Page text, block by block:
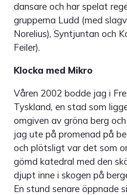
dansare och har spelat
grupperna Ludd (med
Norelius), Syntjuntan och
Feiler).
Klocka med Mikro
Våren 2002 bodde jag i
Tyskland, en stad som
omgiven av gröna berg
jag ute på promenad på
och plötsligt var det som
gömd katedral med den
djupt inne i skogen på
En stund senare öppnade